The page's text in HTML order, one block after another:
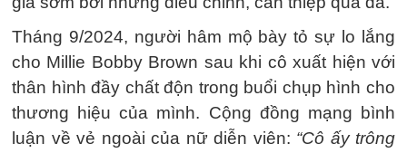
Tháng 9/2024, người hâm mộ bày tỏ sự lo lắng
cho Millie Bobby Brown sau khi cô xuất hiện với
thân hình đầy chất độn trong buổi chụp hình cho
thương hiệu của mình. Cộng đồng mạng bình
luận về vẻ ngoài của nữ diễn viên: “Cô ấy trông